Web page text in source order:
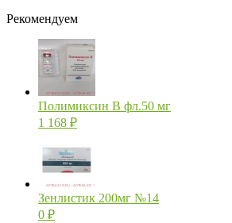
Рекомендуем
Полимиксин В фл.50 мг
1 168 ₽
Зенлистик 200мг №14
0 ₽